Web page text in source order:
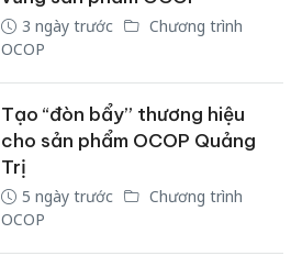
3 ngày trước
Chương trình
OCOP
Tạo “đòn bẩy” thương hiệu
cho sản phẩm OCOP Quảng
Trị
5 ngày trước
Chương trình
OCOP